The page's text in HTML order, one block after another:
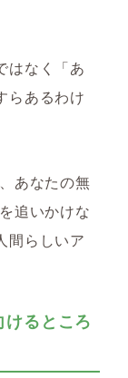
はなく「あ
らあるわけ
あなたの無
追いかけな
間らしいア
けるところ